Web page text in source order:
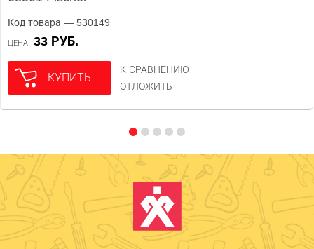
Код товара — 530149
ЦЕНА 33 РУБ.
КУПИТЬ
К СРАВНЕНИЮ
ОТЛОЖИТЬ